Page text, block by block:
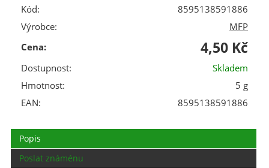
Kód:
8595138591886
Výrobce:
MFP
Cena:
4,50 Kč
Dostupnost:
Skladem
Hmotnost:
5 g
EAN:
8595138591886
Popis
Poslat známénu